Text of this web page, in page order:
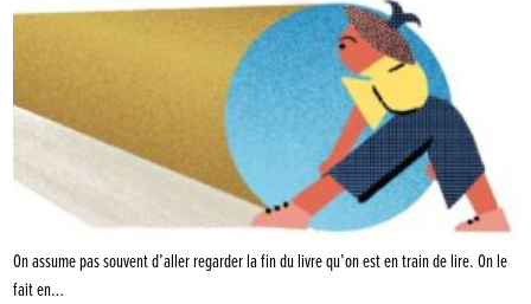
On assume pas souvent d’aller regarder la fin du livre qu’on est en train de lire. On le
fait en…